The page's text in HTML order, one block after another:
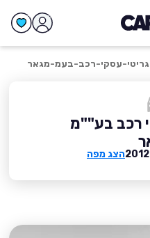
עסקי-רכב-בעמ-מגאר
רכב בע""מ
הצג מפה